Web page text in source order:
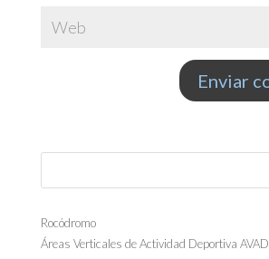
Rocódromo
Áreas Verticales de Actividad Deportiva AVAD